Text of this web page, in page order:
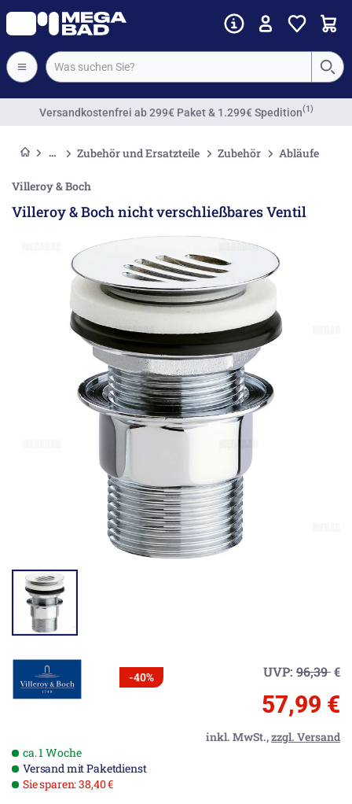
Versandkostenfrei ab 299€ Paket & 1.299€ Spedition(1)
Zubehör und Ersatzteile Zubehör Abläufe
Villeroy & Boch
Villeroy & Boch nicht verschließbares Ventil
-40% UVP: 96,39€
57,99 €
inkl. MwSt.,zzgl. Versand
ca. 1 Woche
Versand mit Paketdienst
Sie sparen: 38,40 €